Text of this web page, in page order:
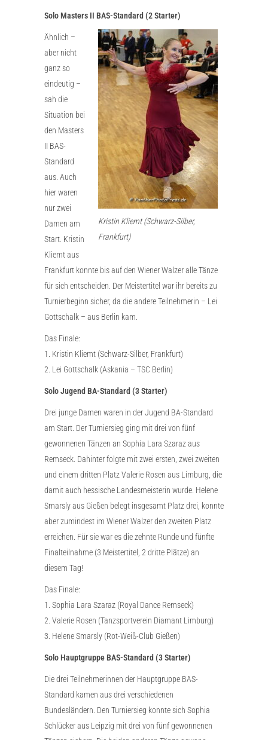
Solo Masters II BAS-Standard (2 Starter)
Kristin Kliemt (Schwarz-Silber,
Frankfurt)
Ähnlich –
aber nicht
ganz so
eindeutig –
sah die
Situation bei
den Masters
II BAS-
Standard
aus. Auch
hier waren
nur zwei
Damen am
Start. Kristin
Kliemt aus
Frankfurt konnte bis auf den Wiener Walzer alle Tänze
für sich entscheiden. Der Meistertitel war ihr bereits zu
Turnierbeginn sicher, da die andere Teilnehmerin – Lei
Gottschalk – aus Berlin kam.
Das Finale:
1. Kristin Kliemt (Schwarz-Silber, Frankfurt)
2. Lei Gottschalk (Askania – TSC Berlin)
Solo Jugend BA-Standard (3 Starter)
Drei junge Damen waren in der Jugend BA-Standard
am Start. Der Turniersieg ging mit drei von fünf
gewonnenen Tänzen an Sophia Lara Szaraz aus
Remseck. Dahinter folgte mit zwei ersten, zwei zweiten
und einem dritten Platz Valerie Rosen aus Limburg, die
damit auch hessische Landesmeisterin wurde. Helene
Smarsly aus Gießen belegt insgesamt Platz drei, konnte
aber zumindest im Wiener Walzer den zweiten Platz
erreichen. Für sie war es die zehnte Runde und fünfte
Finalteilnahme (3 Meistertitel, 2 dritte Plätze) an
diesem Tag!
Das Finale:
1. Sophia Lara Szaraz (Royal Dance Remseck)
2. Valerie Rosen (Tanzsportverein Diamant Limburg)
3. Helene Smarsly (Rot-Weiß-Club Gießen)
Solo Hauptgruppe BAS-Standard (3 Starter)
Die drei Teilnehmerinnen der Hauptgruppe BAS-
Standard kamen aus drei verschiedenen
Bundesländern. Den Turniersieg konnte sich Sophia
Schlücker aus Leipzig mit drei von fünf gewonnenen